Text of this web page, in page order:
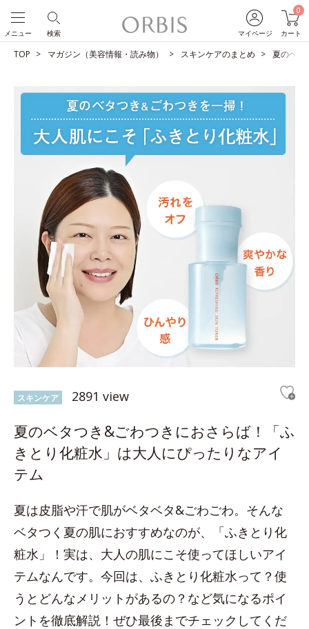
マイページ
0
カート
検索
メニュー
TOP マガジン（美容情報・読み物） スキンケアのまとめ 夏のベタ
スキンケア 2891 view
夏のベタつき&ごわつきにおさらば！「ふ
きとり化粧水」は大人にぴったりなアイ
テム
夏は皮脂や汗で肌がベタベタ&ごわごわ。そんな
ベタつく夏の肌におすすめなのが、「ふきとり化
粧水」！実は、大人の肌にこそ使ってほしいアイ
テムなんです。今回は、ふきとり化粧水って？使
うとどんなメリットがあるの？など気になるポイ
ントを徹底解説！ぜひ最後までチェックしてくだ